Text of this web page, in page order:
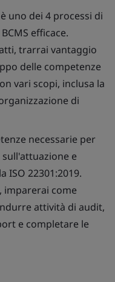
uno dei 4 processi di
efficace.
trarrai vantaggio
delle competenze
vari scopi, inclusa la
di
necessarie per
e
ISO 22301:2019.
imparerai come
attività di audit,
e completare le